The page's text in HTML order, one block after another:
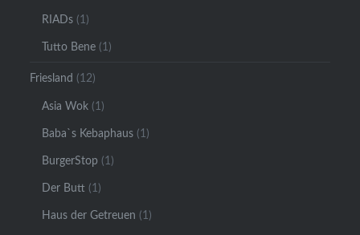
RIADs (1)
Tutto Bene (1)
Friesland (12)
Asia Wok (1)
Baba`s Kebaphaus (1)
BurgerStop (1)
Der Butt (1)
Haus der Getreuen (1)